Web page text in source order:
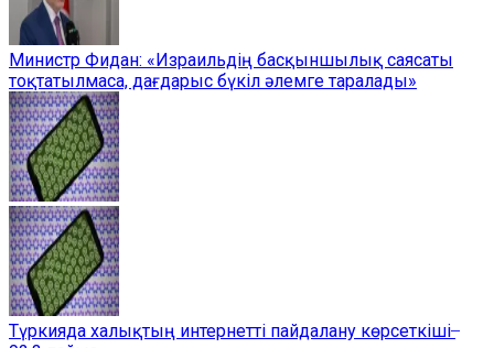
Министр Фидан: «Израильдің басқыншылық саясаты
тоқтатылмаса, дағдарыс бүкіл әлемге таралады»
Түркияда халықтың интернетті пайдалану көрсеткіші ̶